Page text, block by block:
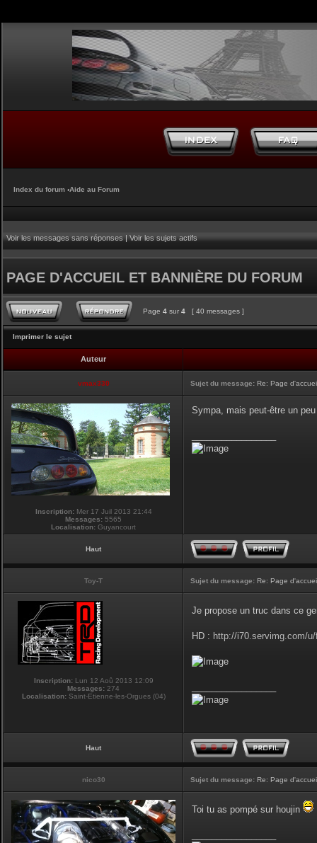
Index du forum ‹Aide au Forum
Voir les messages sans réponses|Voir les sujets actifs
PAGE D'ACCUEIL ET BANNIÈRE DU FORUM
Page 4 sur 4 [ 40 messages ]
Imprimer le sujet
Auteur
vmax330 Sujet du message: Re: Page
Inscription:Mer 17 Juil 2013 21:44
Messages: 5565
Localisation: Guyancourt
Sympa, mais peut-être un
Haut
Toy-T Sujet du message: Re: Page
Inscription:Lun 12 Aoû 2013 12:09
Messages: 274
Localisation:Saint-Etienne-les-Orgues (04)
Je propose un truc dans ce
HD : http://i70.servimg.com/
Haut
nico30 Sujet du message: Re: Page
Toi tu as pompé sur houjin